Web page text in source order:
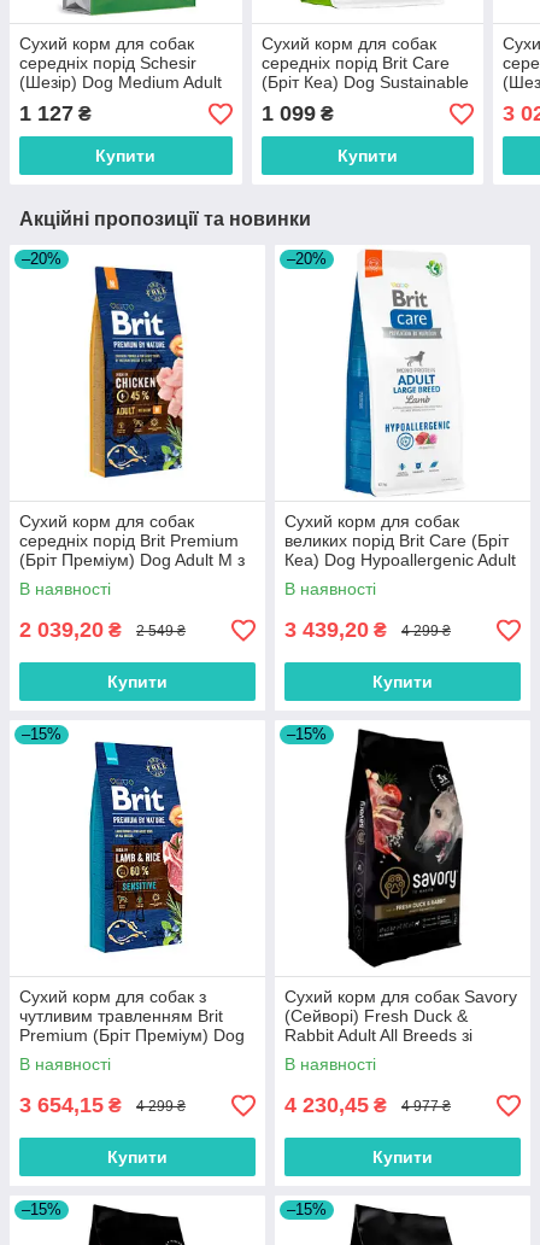
Сухий корм для собак
середніх порід Schesir
(Шезір) Dog Medium Adult
Lamb з ягням 3 кг
1 127 ₴
Купити
Сухий корм для собак
середніх порід Brit Care
(Бріт Кеа) Dog Sustainable
Adult Medium Breed з
куркою та комахами 3 кг
1 099₴
Купити
Fish
3
Акційні пропозиції та новинки
–20%
Сухий корм для собак
середніх порід Brit Premium
(Бріт Преміум) Dog Adult M з
куркою 15 кг
В наявності
2 039,20 ₴ 2 549 ₴
Купити
–20%
Сухий корм для собак
великих порід Brit Care (Бріт
Кеа) Dog Hypoallergenic Adult
Large Breed з ягням 12 кг
В наявності
3 439,20 ₴ 4 299 ₴
Купити
–15%
Сухий корм для собак з
чутливим травленням Brit
Premium (Бріт Преміум) Dog
Sensitive Lamb з ягням 15 кг
В наявності
3 654,15 ₴ 4 299 ₴
Купити
–15%
Сухий корм для собак Savory
(Cейворi) Fresh Duck &
Rabbit Adult All Breeds зі
свіжої качки та кролика 12 кг
В наявності
4 230,45 ₴ 4 977 ₴
Купити
–15% –15%